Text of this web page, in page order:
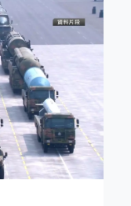
散落一地，於
流向附近的田
導致多艘船隻
，位於惠特徹
一個面積約
防員到場，事
區中心暫住。
200年歷史，